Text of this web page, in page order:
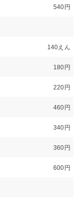
540円
140えん
180円
220円
460円
340円
360円
600円